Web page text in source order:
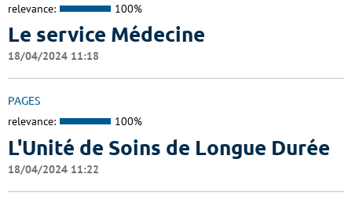
relevance: 100%
Le service Médecine
18/04/2024 11:18
PAGES
relevance: 100%
L'Unité de Soins de Longue Durée
18/04/2024 11:22